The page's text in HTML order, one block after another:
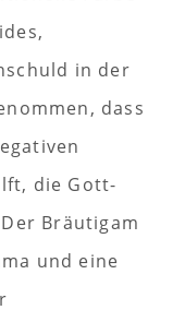
in der
dass
die Gott-
Bräutigam
und eine